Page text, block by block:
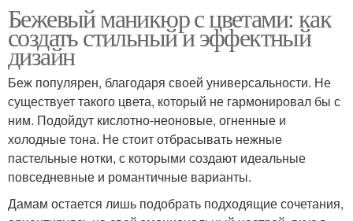
Бежевый маникюр с цветами: как
создать стильный и эффектный
дизайн
Беж популярен, благодаря своей универсальности. Не
существует такого цвета, который не гармонировал бы с
ним. Подойдут кислотно-неоновые, огненные и
холодные тона. Не стоит отбрасывать нежные
пастельные нотки, с которыми создают идеальные
повседневные и романтичные варианты.
Дамам остается лишь подобрать подходящие сочетания,